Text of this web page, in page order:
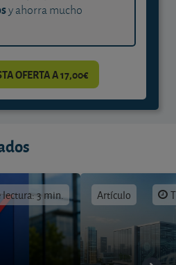
y ahorra mucho
OFERTA A 17,00€
3 min. Artículo